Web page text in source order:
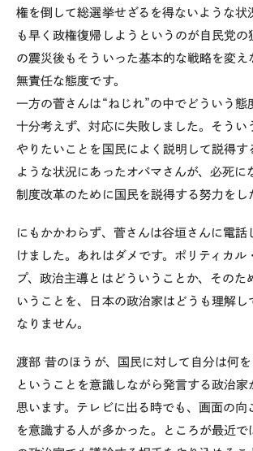
権を倒して総選挙せざるを得ないような状
も早く政権復帰しようというのが自民党
の震災後もそういった基本的な戦略を変え
無責任な態度です。
一方の菅さんは“ねじれ”の中でどういう態
十分考えず、対応に失敗しました。そうい
やりたいことを国民によく説明して説得す
ような状況にあったオバマさんが、必死に
制度改革のために国民を説得する努力をし
にもかかわらず、菅さんは谷垣さんに電話
けました。あれはダメです。ポリティカル
プ、政治主導とはどういうことか、そのた
いうことを、日本の政治家はどうも理解し
なりません。
渡部昔のほうが、国民に対して自分は何を
ということを意識しながら発言する政治家
思います。テレビに出る時でも、画面の向
を意識する人が多かった。ところが最近で